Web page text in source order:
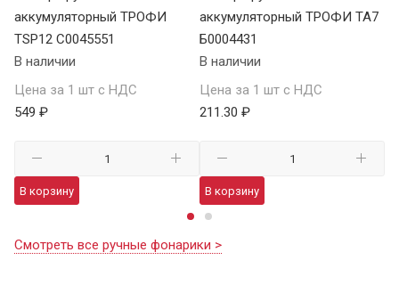
аккумуляторный ТРОФИ
TSP12 C0045551
В наличии
Цена за 1 шт с НДС
549 ₽
В корзину
аккумуляторный ТРОФИ TA7
Б0004431
В наличии
Цена за 1 шт с НДС
211.30 ₽
В корзину
Смотреть все ручные фонарики >